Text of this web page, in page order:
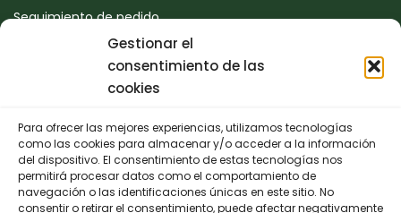
Gestionar el
consentimiento de las
cookies
Para ofrecer las mejores experiencias, utilizamos tecnologías
como las cookies para almacenar y/o acceder a la información
del dispositivo. El consentimiento de estas tecnologías nos
permitirá procesar datos como el comportamiento de
navegación o las identificaciones únicas en este sitio. No
consentir o retirar el consentimiento, puede afectar negativamente
Seguimiento de pedido
CONTACTO
942 25 50 54